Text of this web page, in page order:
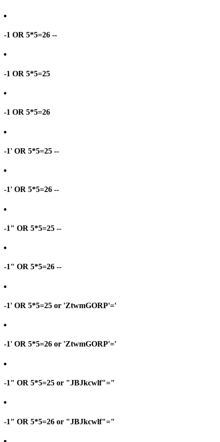
-1 OR 5*5=26 --
-1 OR 5*5=25
-1 OR 5*5=26
-1' OR 5*5=25 --
-1' OR 5*5=26 --
-1" OR 5*5=25 --
-1" OR 5*5=26 --
-1' OR 5*5=25 or 'ZtwmGORP'='
-1' OR 5*5=26 or 'ZtwmGORP'='
-1" OR 5*5=25 or "JBJkcwlf"="
-1" OR 5*5=26 or "JBJkcwlf"="